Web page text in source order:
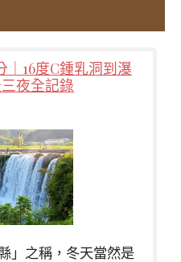
｜16度C鍾乳洞到瀑
夜全記錄
」之稱，冬天當然是